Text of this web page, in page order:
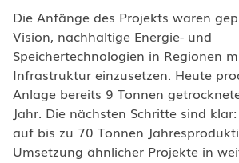
Die Anfänge des Projekts waren
Vision, nachhaltige Energie- und
Speichertechnologien in Regionen
Infrastruktur einzusetzen. Heute
Anlage bereits 9 Tonnen
Jahr. Die nächsten Schritte sind
auf bis zu 70 Tonnen
Umsetzung ähnlicher Projekte in